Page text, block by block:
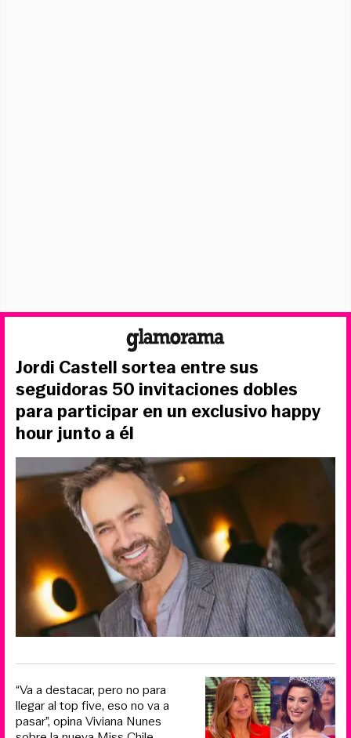
Jordi Castell sortea entre sus
seguidoras 50 invitaciones dobles
para participar en un exclusivo happy
hour junto a él
“Va a destacar, pero no para
llegar al top five, eso no va a
pasar”, opina Viviana Nunes